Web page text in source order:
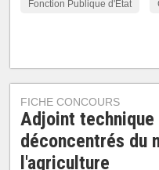
Fonction Publique d'Etat
FICHE CONCOURS
Adjoint
déconcentrés du
l'agriculture